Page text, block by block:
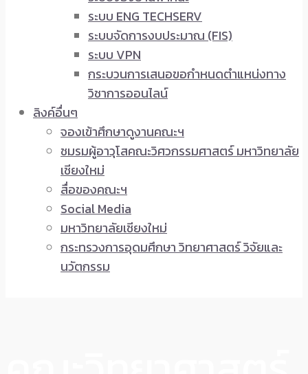
ระบบ ENG TECHSERV
ระบบจัดการงบประมาณ (FIS)
ระบบ VPN
กระบวนการเสนอขอกำหนดตำแหน่งทาง
วิชาการออนไลน์
ลิงค์อื่นๆ
จองเข้าศึกษาดูงานคณะฯ
ชมรมผู้อาวุโสคณะวิศวกรรมศาสตร์ มหาวิทยาลัย
เชียงใหม่
สื่อของคณะฯ
Social Media
มหาวิทยาลัยเชียงใหม่
กระทรวงการอุดมศึกษา วิทยาศาสตร์ วิจัยและ
นวัตกรรม